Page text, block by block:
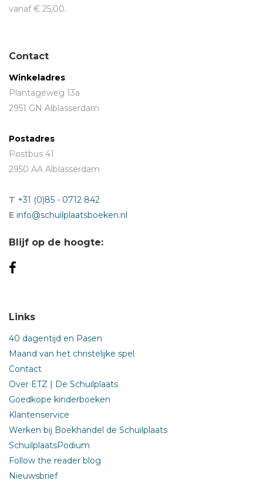
vanaf € 25,00.
Contact
Winkeladres
Plantageweg 13a
2951 GN Alblasserdam
Postadres
Postbus 41
2950 AA Alblasserdam
T +31 (0)85 - 0712 842
E info@schuilplaatsboeken.nl
Blijf op de hoogte:
Links
40 dagentijd en Pasen
Maand van het christelijke spel
Contact
Over ETZ | De Schuilplaats
Goedkope kinderboeken
Klantenservice
Werken bij Boekhandel de Schuilplaats
SchuilplaatsPodium
Follow the reader blog
Nieuwsbrief